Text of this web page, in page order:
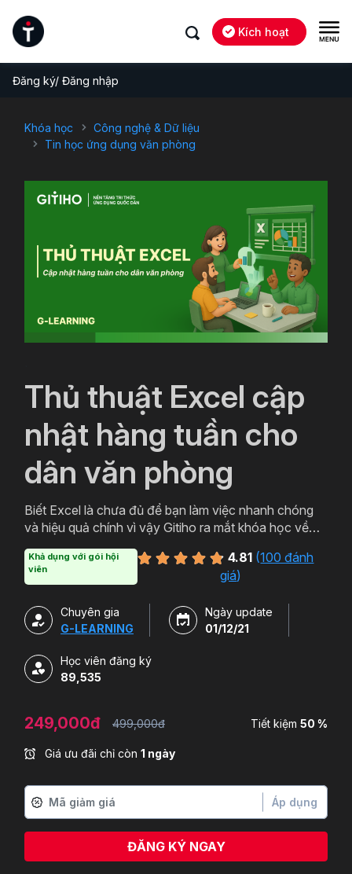
Kích hoạt
Đăng ký/ Đăng nhập
Khóa học
Công nghệ & Dữ liệu
Tin học ứng dụng văn phòng
Thủ thuật Excel cập
nhật hàng tuần cho
dân văn phòng
Biết Excel là chưa đủ để bạn làm việc nhanh chóng
và hiệu quả chính vì vậy Gitiho ra mắt khóa học về
văn phòng sẽ tự tin thao tác về những hàm, công cụ
trong Excel và ứng dụng để giải quyết công việc một
Khả dụng với gói hội
viên
4.81 (100 đánh
giá)
Chuyên gia
G-LEARNING
Ngày update
01/12/21
Học viên đăng ký
89,535
249,000đ 499,000đ Tiết kiệm 50 %
Giá ưu đãi chỉ còn 1 ngày
Áp dụng
ĐĂNG KÝ NGAY